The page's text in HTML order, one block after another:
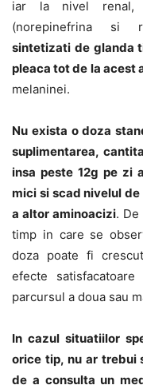
iar la nivel renal,
(norepinefrina si
sintetizati de glanda
pleaca tot de la acest
melaninei.
Nu exista o doza
suplimentarea,
insa peste 12g pe zi
mici si scad nivelul
a altor aminoacizi.
timp in care se
doza poate fi
efecte
parcursul a doua sau
In cazul situatiilor
orice tip, nu ar trebui
de a consulta un